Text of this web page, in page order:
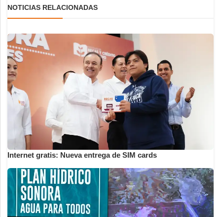
NOTICIAS RELACIONADAS
Internet gratis: Nueva entrega de SIM cards